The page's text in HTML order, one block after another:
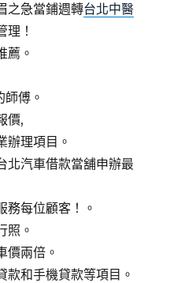
之急當鋪週轉台北中醫
理！
薦。
傅。
價,
辦理項目。
北汽車借款當舖申辦最
務每位顧客！。
照。
價兩倍。
款和手機貸款等項目。